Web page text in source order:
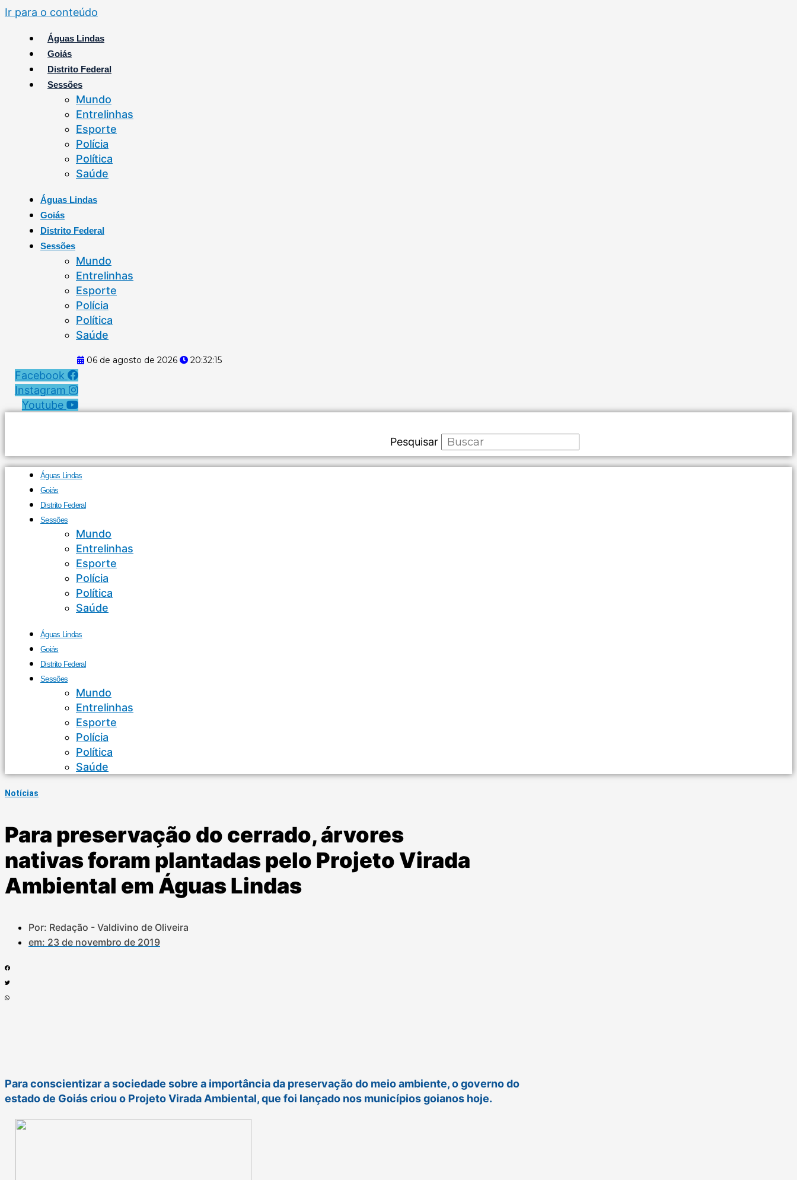
Ir para o conteúdo
Águas Lindas
Goiás
Distrito Federal
Sessões
Mundo
Entrelinhas
Esporte
Polícia
Política
Saúde
Águas Lindas
Goiás
Distrito Federal
Sessões
Mundo
Entrelinhas
Esporte
Polícia
Política
Saúde
06 de agosto de 2026 20:32:16
Facebook
Instagram
Youtube
Pesquisar
Águas Lindas
Goiás
Distrito Federal
Sessões
Mundo
Entrelinhas
Esporte
Polícia
Política
Saúde
Águas Lindas
Goiás
Distrito Federal
Sessões
Mundo
Entrelinhas
Esporte
Polícia
Política
Saúde
Notícias
Para preservação do cerrado, árvores
nativas foram plantadas pelo Projeto Virada
Ambiental em Águas Lindas
Por: Redação - Valdivino de Oliveira
em: 23 de novembro de 2019
Para conscientizar a sociedade sobre a importância da preservação do meio ambiente, o governo do
estado de Goiás criou o Projeto Virada Ambiental, que foi lançado nos municípios goianos hoje.